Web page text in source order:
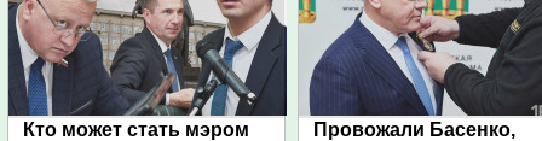
Кто может стать мэром
Провожали Басенко,